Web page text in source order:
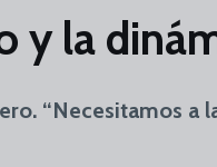
y la
“Necesitamos a